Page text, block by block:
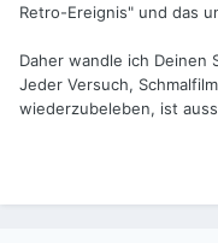
Retro-Ereignis" und das
Daher wandle ich Deinen
Jeder Versuch,
wiederzubeleben, ist